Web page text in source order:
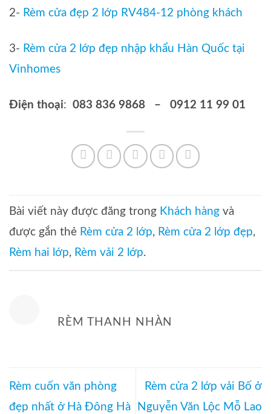
2- Rèm cửa đẹp 2 lớp RV484-12 phòng khách
3- Rèm cửa 2 lớp đẹp nhập khẩu Hàn Quốc tại
Vinhomes
Điện thoại: 083 836 9868 – 0912 11 99 01
Bài viết này được đăng trong Khách hàng và
được gắn thẻ Rèm cửa 2 lớp, Rèm cửa 2 lớp đẹp,
Rèm hai lớp, Rèm vải 2 lớp.
RÈM THANH NHÀN
Rèm cuốn văn phòng
đẹp nhất ở Hà Đông Hà
Rèm cửa 2 lớp vải Bố ở
Nguyễn Văn Lộc Mỗ Lao